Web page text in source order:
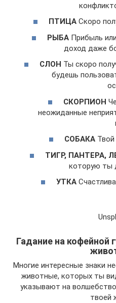
ПТИЦАСкоро
РЫБА Прибыль
доход даже
СЛОН Ты скоро
будешь
СКОРПИОН
неожиданные
СОБАКА Твой
ТИГР, ПАНТЕРА,
которую ты
УТКА
Гадание на кофейной
Многие интересные знаки
животные, которых ты
указывают на
твоей